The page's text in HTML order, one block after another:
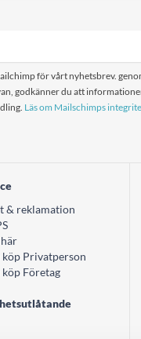
för vårt nyhetsbrev.
godkänner du att
Läs om Mailschimps
& reklamation
köp Privatperson
köp Företag